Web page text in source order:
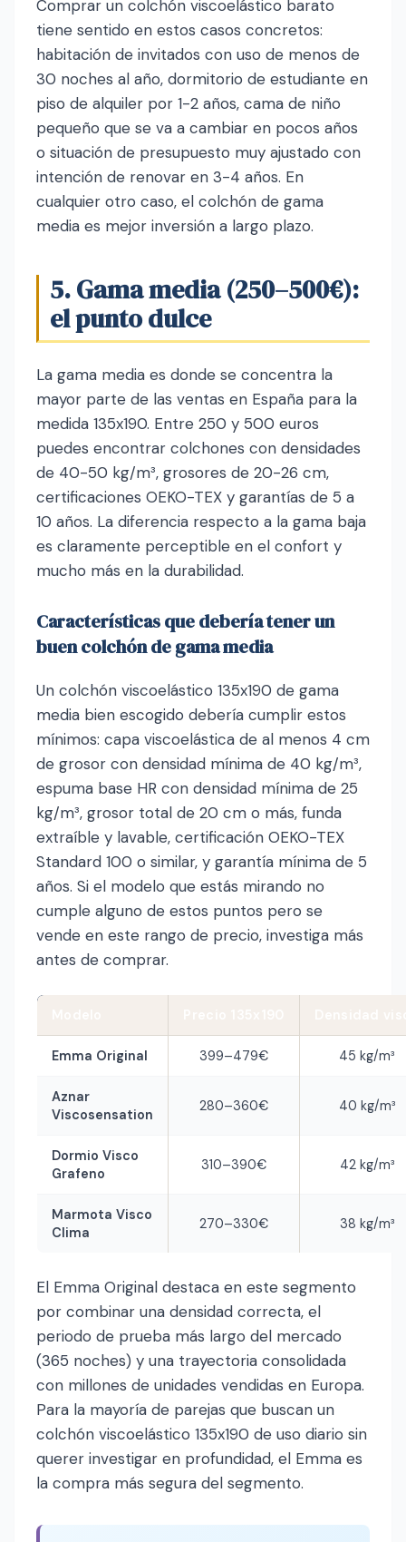
Comprar un colchón viscoelástico barato
tiene sentido en estos casos concretos:
habitación de invitados con uso de menos de
30 noches al año, dormitorio de estudiante en
piso de alquiler por 1-2 años, cama de niño
pequeño que se va a cambiar en pocos años
o situación de presupuesto muy ajustado con
intención de renovar en 3-4 años. En
cualquier otro caso, el colchón de gama
media es mejor inversión a largo plazo.
5. Gama media (250–500€):
el punto dulce
La gama media es donde se concentra la
mayor parte de las ventas en España para la
medida 135x190. Entre 250 y 500 euros
puedes encontrar colchones con densidades
de 40-50 kg/m³, grosores de 20-26 cm,
certificaciones OEKO-TEX y garantías de 5 a
10 años. La diferencia respecto a la gama baja
es claramente perceptible en el confort y
mucho más en la durabilidad.
Características que debería tener un
buen colchón de gama media
Un colchón viscoelástico 135x190 de gama
media bien escogido debería cumplir estos
mínimos: capa viscoelástica de al menos 4 cm
de grosor con densidad mínima de 40 kg/m³,
espuma base HR con densidad mínima de 25
kg/m³, grosor total de 20 cm o más, funda
extraíble y lavable, certificación OEKO-TEX
Standard 100 o similar, y garantía mínima de 5
años. Si el modelo que estás mirando no
cumple alguno de estos puntos pero se
vende en este rango de precio, investiga más
antes de comprar.
Emma Original 399–479€ 45 kg/m³
Aznar
Viscosensation
280–360€ 40 kg/m³
Dormio Visco
Grafeno
310–390€ 42 kg/m³
Marmota Visco
Clima
270–330€ 38 kg/m³
El Emma Original destaca en este segmento
por combinar una densidad correcta, el
periodo de prueba más largo del mercado
(365 noches) y una trayectoria consolidada
con millones de unidades vendidas en Europa.
Para la mayoría de parejas que buscan un
colchón viscoelástico 135x190 de uso diario sin
querer investigar en profundidad, el Emma es
la compra más segura del segmento.